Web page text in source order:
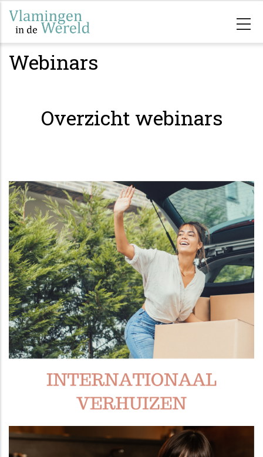
Skip
main
content
Webinars
Overzicht webinars